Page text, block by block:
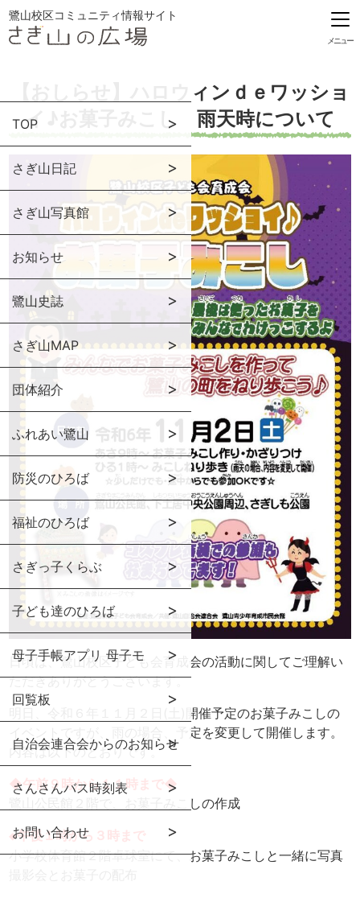
鷺山校区コミュニティ情報サイト
メニュー
TOP
さぎ山日記
さぎ山写真館
お知らせ
鷺山史誌
さぎ山MAP
団体紹介
ふれあい鷺山
防災のひろば
福祉のひろば
さぎっ子くらぶ
子ども達のひろば
母子手帳アプリ 母子モ
回覧板
自治会連合会からのお知らせ
さんさんバス時刻表
お問い合わせ
【おしらせ】ハロウィンｄｅワッショ
イ♪お菓子みこし 雨天時について
日頃は、鷺山校区子ども会育成会の活動に関してご理解い
ただきありがとうございます。
明日、令和６年１１月２日(土)開催予定のお菓子みこしの
イベントですが、雨の場合、予定を変更して開催します。
内容は以下のとおりです。
◆午前９時から１１時まで◆
鷺山公民館２階で、お菓子みこしの作成
◆午後１時から３時まで
小学校体育館２階卓球室にて、お菓子みこしと一緒に写真